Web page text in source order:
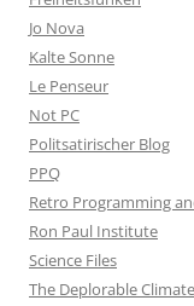
Jo Nova
Kalte Sonne
Le Penseur
Not PC
Politsatirischer Blog
PPQ
Retro Programming
Ron Paul Institute
Science Files
The Deplorable